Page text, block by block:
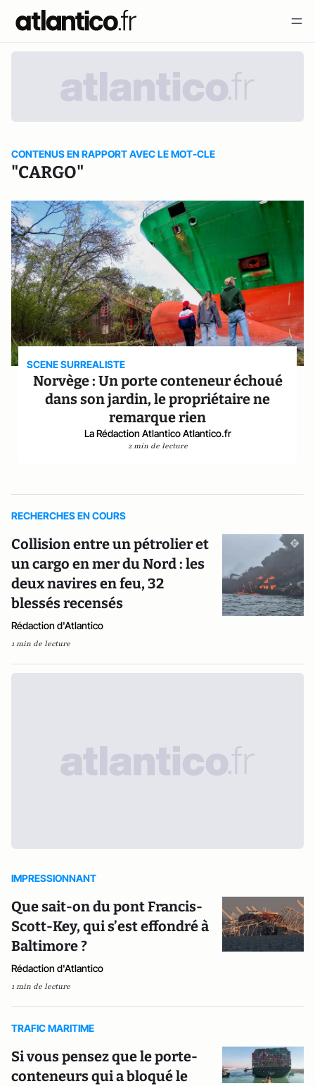
CONTENUS EN RAPPORT AVEC LE MOT-CLE
"CARGO"
SCENE SURREALISTE
Norvège : Un porte conteneur échoué
dans son jardin, le propriétaire ne
remarque rien
La Rédaction Atlantico Atlantico.fr
2 min de lecture
RECHERCHES EN COURS
Collision entre un pétrolier et
un cargo en mer du Nord : les
deux navires en feu, 32
blessés recensés
Rédaction d'Atlantico
1 min de lecture
IMPRESSIONNANT
Que sait-on du pont Francis-
Scott-Key, qui s’est effondré à
Baltimore ?
Rédaction d'Atlantico
1 min de lecture
TRAFIC MARITIME
Si vous pensez que le porte-
conteneurs qui a bloqué le